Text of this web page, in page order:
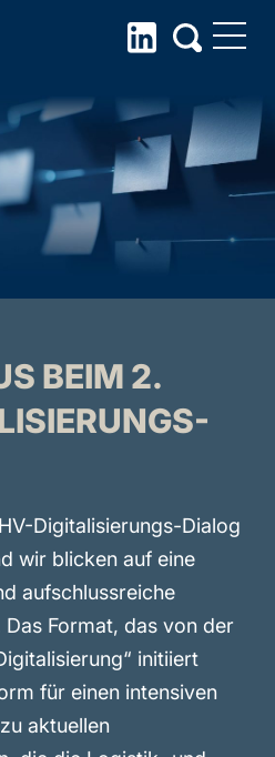
BEIM 2.
Digitalisierungs-Dialog
wir blicken auf eine
aufschlussreiche
Format, das von der
initiiert
für einen intensiven
aktuellen